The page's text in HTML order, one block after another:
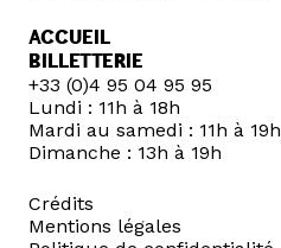
ACCUEIL
BILLETTERIE
+33 (0)4 95 04 95 95
Lundi : 11h à 18h
Mardi au samedi : 11h à 19h
Dimanche : 13h à 19h
Crédits
Mentions légales